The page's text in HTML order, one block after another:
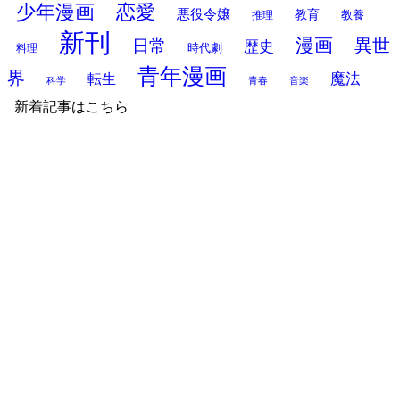
少年漫画 恋愛 悪役令嬢 推理 教育 教養
料理 新刊 日常 時代劇 歴史 漫画
異世
界
科学 転生 青年漫画 青春 音楽 魔法
新着記事はこちら